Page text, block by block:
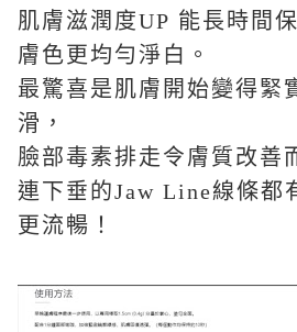
肌膚滋潤度UP 能長時間
膚色更均勻淨白。
最驚喜是肌膚開始變得緊
滑，
臉部毒素排走令膚質改善
連下垂的Jaw Line線條都
更流暢！